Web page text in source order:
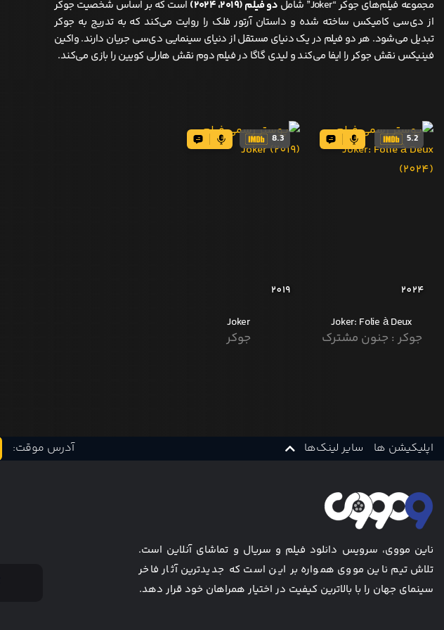
مجموعه فیلم‌های جوکر “Joker” شامل دو فیلم (۲۰۱۹، ۲۰۲۴)
است که بر اساس شخصیت جوکر
از دی‌سی کامیکس ساخته شده و داستان آرتور فلک را روایت می‌کند که به تدریج به جوکر
تبدیل می‌شود. هر دو فیلم در یک دنیای مستقل از دنیای سینمایی دی‌سی جریان دارند. واکین
فینیکس نقش جوکر را ایفا می‌کند و لیدی گاگا در فیلم دوم نقش هارلی کویین را بازی می‌کند.
5.2
2024
Joker: Folie à Deux
جوکر : جنون مشترک
8.3
2019
Joker
جوکر
اپلیکیشن ها سایر لینک‌ها آدرس موقت:
ناین مووی، سرویس دانلود فیلم و سریال و تماشای آنلاین است.
تلاش تیم ناین مووی همواره بر این است که جدیدترین آثار فاخر
سینمای جهان را با بالاترین کیفیت در اختیار همراهان خود قرار دهد.